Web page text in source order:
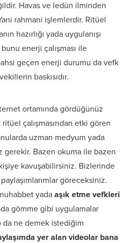
Havas ve ledün ilminden
rahmani işlemlerdir. Ritüel
hazırlığı yada uygulanışı
enerji çalışması ile
geçen enerji durumu da vefk
baskısıdır.
ortamında gördüğünüz
çalışmasından etki gören
uzman medyum yada
gerekir. Bazen okuma ile bazen
kavuşabilirsiniz. Bizlerinde
paylaşımlarımlar göreceksiniz.
yada aşık etme vefkleri
gömme gibi uygulamalar
da ne demek istediğim
yer alan videolar bana